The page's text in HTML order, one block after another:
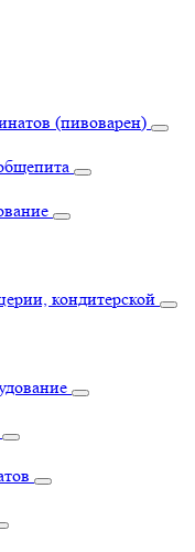
(пивоварен)
кондитерской